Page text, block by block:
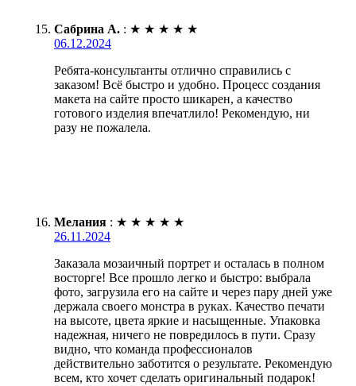
Сабрина А. : ★ ★ ★ ★ ★
06.12.2024
Ребята-консультанты отлично справились с
заказом! Всё быстро и удобно. Процесс создания
макета на сайте просто шикарен, а качество
готового изделия впечатлило! Рекомендую, ни
разу не пожалела.
Мелания : ★ ★ ★ ★ ★
26.11.2024
Заказала мозаичный портрет и осталась в полном
восторге! Все прошло легко и быстро: выбрала
фото, загрузила его на сайте и через пару дней уже
держала своего монстра в руках. Качество печати
на высоте, цвета яркие и насыщенные. Упаковка
надежная, ничего не повредилось в пути. Сразу
видно, что команда профессионалов
действительно заботится о результате. Рекомендую
всем, кто хочет сделать оригинальный подарок!